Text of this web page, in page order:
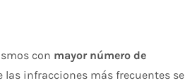
con mayor número de
las infracciones más frecuentes se